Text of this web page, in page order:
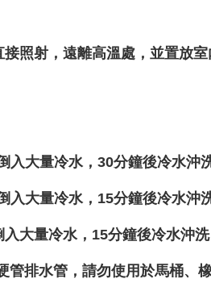
照射，遠離高溫處，並置放
入大量冷水，30分鐘後冷水沖
入大量冷水，15分鐘後冷水沖
大量冷水，15分鐘後冷水沖洗
管排水管，請勿使用於馬桶、